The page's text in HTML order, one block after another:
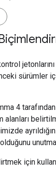
jetonlarını
sürümler
4
alanları
için